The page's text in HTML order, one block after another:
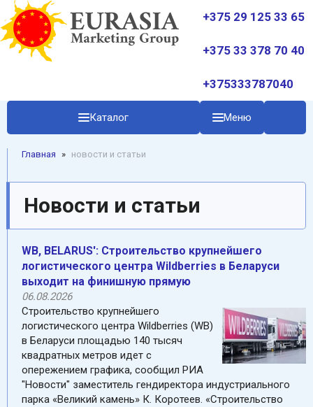
+375 29 125 33 65
+375 33 378 70 40
+375333787040
Каталог Меню
Главная » новости и статьи
Новости и статьи
WB, BELARUS': Cтроительство крупнейшего
логистического центра Wildberries в Беларуси
выходит на финишную прямую
06.08.2026
Строительство крупнейшего
логистического центра Wildberries (WB)
в Беларуси площадью 140 тысяч
квадратных метров идет с
опережением графика, сообщил РИА
"Новости" заместитель гендиректора индустриального
парка «Великий камень» К. Коротеев. «Строительство